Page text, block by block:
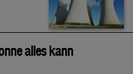
alles kann